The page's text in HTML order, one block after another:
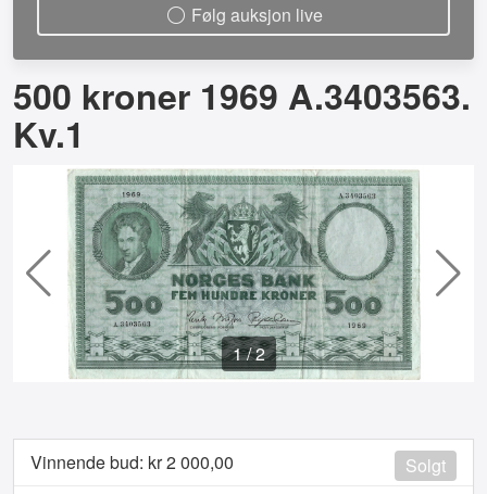
Følg auksjon live
500 kroner 1969 A.3403563.
Kv.1
1/2
Solgt
Vinnende bud: kr2 000,00